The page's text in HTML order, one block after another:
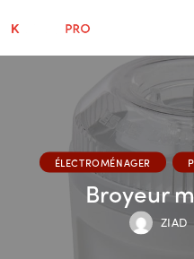
ÉLECTROMÉNAGER
Broyeur
ZIAD